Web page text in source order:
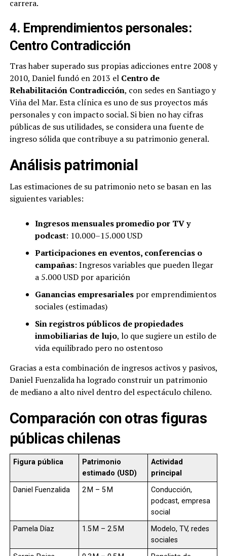
carrera.
4. Emprendimientos personales:
Centro Contradicción
Tras haber superado sus propias adicciones entre 2008 y
2010, Daniel fundó en 2013 el Centro de
Rehabilitación Contradicción, con sedes en Santiago y
Viña del Mar. Esta clínica es uno de sus proyectos más
personales y con impacto social. Si bien no hay cifras
públicas de sus utilidades, se considera una fuente de
ingreso sólida que contribuye a su patrimonio general.
Análisis patrimonial
Las estimaciones de su patrimonio neto se basan en las
siguientes variables:
Ingresos mensuales promedio por TV y
podcast: 10.000–15.000 USD
Participaciones en eventos, conferencias o
campañas: Ingresos variables que pueden llegar
a 5.000 USD por aparición
Ganancias empresarialespor emprendimientos
sociales (estimadas)
Sin registros públicos de propiedades
inmobiliarias de lujo, lo que sugiere un estilo de
vida equilibrado pero no ostentoso
Gracias a esta combinación de ingresos activos y pasivos,
Daniel Fuenzalida ha logrado construir un patrimonio
de mediano a alto nivel dentro del espectáculo chileno.
Comparación con otras figuras
públicas chilenas
Figura pública
Patrimonio
estimado (USD)
Actividad
principal
Daniel Fuenzalida
2 M – 5 M
Conducción,
podcast, empresa
social
Pamela Díaz
1.5 M – 2.5 M
Modelo, TV, redes
sociales